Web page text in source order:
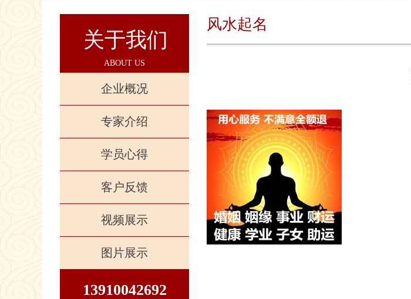
关于我们
ABOUT US
企业概况
专家介绍
学员心得
客户反馈
视频展示
图片展示
13910042692
风水起名